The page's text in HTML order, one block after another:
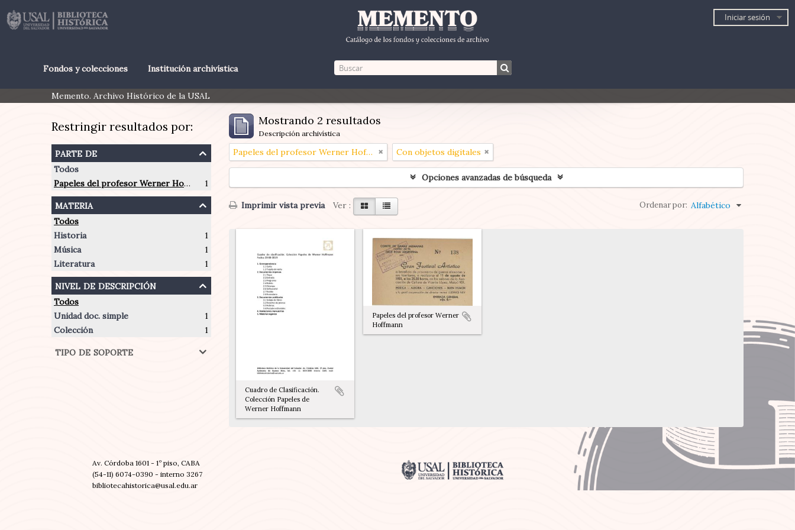
Iniciar sesión
Fondos y colecciones Institución archivística
Memento. Archivo Histórico de la USAL
Restringir resultados por:
parte de
Todos
Papeles del profesor Werner Hoffmann
1
materia
Todos
Historia
1
Música
1
Literatura
1
nivel de descripción
Todos
Unidad doc. simple
1
Colección
1
tipo de soporte
Mostrando 2 resultados
Descripción archivística
Papeles del profesor Werner Hoffmann Con objetos digitales
Opciones avanzadas de búsqueda
Imprimir vista previa Ver : Ordenar por: Alfabético
Cuadro de Clasificación.
Colección Papeles de
Werner Hoffmann
Papeles del profesor Werner
Hoffmann
Av. Córdoba 1601 - 1º piso, CABA
(54-11) 6074-0390 - interno 3267
bibliotecahistorica@usal.edu.ar